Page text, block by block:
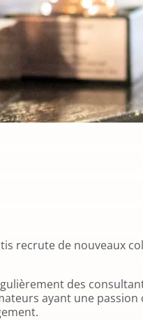
recrute de nouveaux
des
ayant une